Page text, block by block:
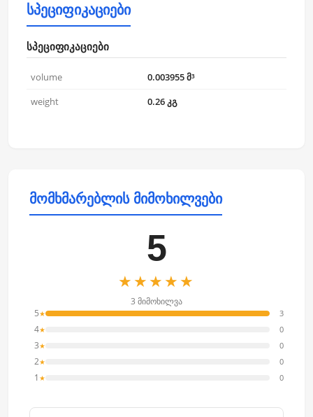
სპეციფიკაციები
სპეციფიკაციები
volume
0.003955 მ³
weight
0.26 კგ
მომხმარებლის მიმოხილვები
5
★★★★★
3 მიმოხილვა
5★ 3
4★ 0
3★ 0
2★ 0
1 ★ 0